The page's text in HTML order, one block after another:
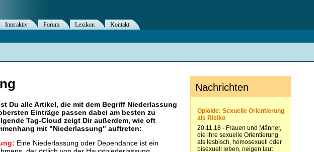
Du alle Artikel, die mit dem Begriff Niederlassung
Einträge passen dabei am besten zu
Tag-Cloud zeigt Dir außerdem, wie oft
mit "Niederlassung" auftreten:
Eine Niederlassung oder Dependance ist ein
Interaktiv Forum Lexikon
Kontakt